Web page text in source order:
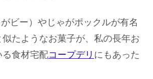
ビー）やじゃがポックルが有名
たようなお菓子が、私の長年お
食材宅配コープデリ にもあった